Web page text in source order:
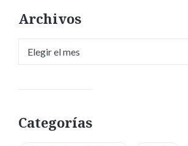
Archivos
Categorías